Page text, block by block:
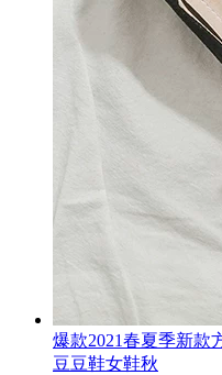
爆款2021春夏季新款
豆豆鞋女鞋秋